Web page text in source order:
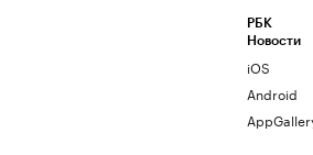
РБК
Новости
iOS
Android